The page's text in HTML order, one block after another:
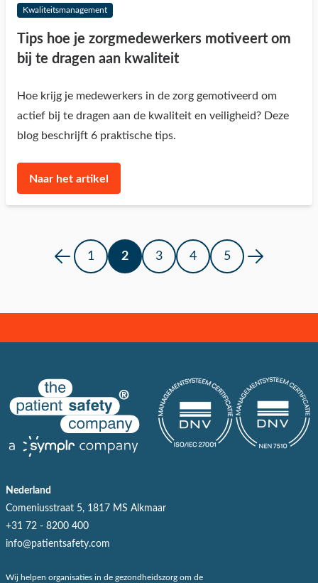
Kwaliteitsmanagement
Tips hoe je zorgmedewerkers motiveert om
bij te dragen aan kwaliteit
Hoe krijg je medewerkers in de zorg gemotiveerd om
actief bij te dragen aan de kwaliteit en veiligheid? Deze
blog beschrijft 6 praktische tips.
Naar het artikel
1 2 3 4 5
Nederland
Comeniusstraat 5, 1817 MS Alkmaar
+31 72 - 8200 400
info@patientsafety.com
Wij helpen organisaties in de gezondheidszorg om de